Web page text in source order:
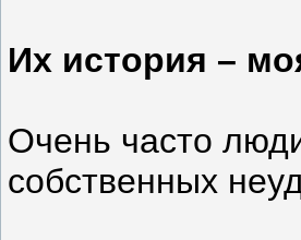
Их история –
Очень часто
собственных